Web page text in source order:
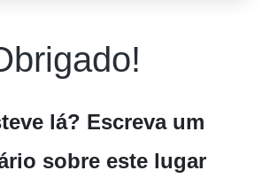
lá? Escreva um
sobre este lugar